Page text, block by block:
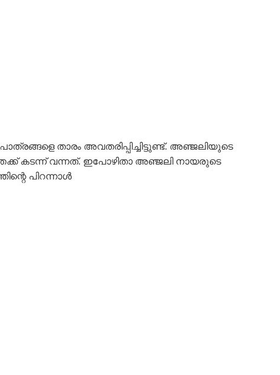
താരം അവതരിപ്പിച്ചിട്ടുണ്ട്. അഞ്ജലിയുടെ
കടന്ന് വന്നത്. ഇപോഴിതാ അഞ്ജലി നായരുടെ
പിറന്നാൾ